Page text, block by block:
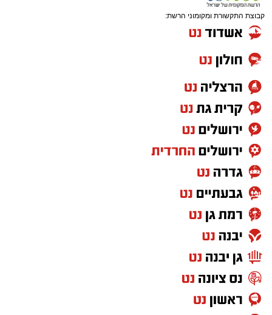
קבוצת התקשורת ומקומוני הרשת: